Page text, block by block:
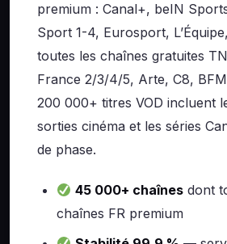
premium : Canal+, beIN
Sport 1-4, Eurosport,
toutes les chaînes gratuites
France 2/3/4/5, Arte, C8,
200 000+ titres VOD incluent
sorties cinéma et les séries
de phase.
45 000+ chaînes dont
chaînes FR premium